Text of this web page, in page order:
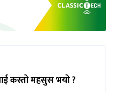
कस्तो महसुस भयो ?